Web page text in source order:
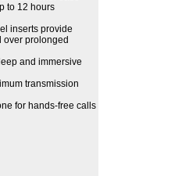
to 12 hours
inserts provide
over prolonged
and immersive
transmission
for hands-free calls